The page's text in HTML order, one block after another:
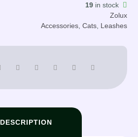
19in stock
Zolux
Accessories, Cats, Leashes
DESCRIPTION